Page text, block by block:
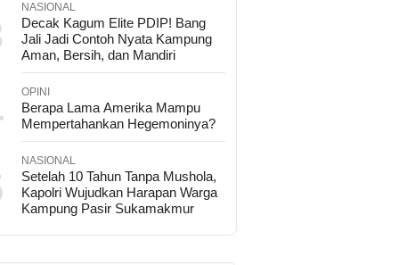
NASIONAL
Decak Kagum Elite PDIP! Bang
Jali Jadi Contoh Nyata Kampung
Aman, Bersih, dan Mandiri
OPINI
Berapa Lama Amerika Mampu
Mempertahankan Hegemoninya?
NASIONAL
Setelah 10 Tahun Tanpa Mushola,
Kapolri Wujudkan Harapan Warga
Kampung Pasir Sukamakmur